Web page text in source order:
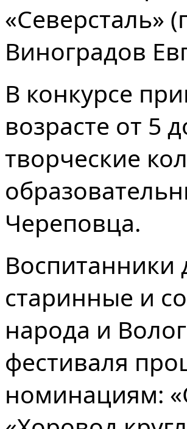
«Северсталь»
Виноградов
В конкурсе
возрасте от 5
творческие
Череповца.
Воспитанники
старинные и
народа и
фестиваля
номинациям: